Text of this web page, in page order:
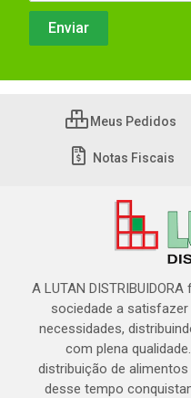
Meus Pedidos
Notas Fiscais
A LUTAN
sociedade a
necessidades,
com plena
distribuição de
desse tempo